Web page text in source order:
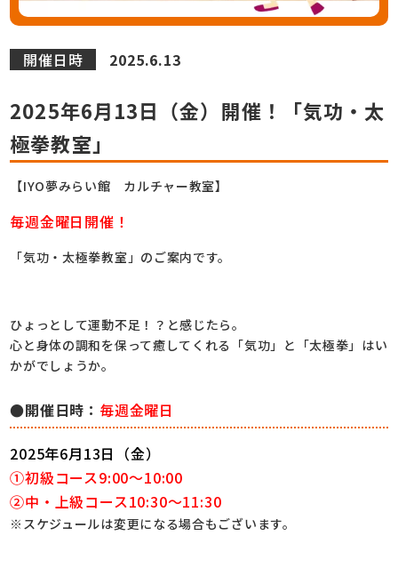
開催日時 2025.6.13
2025年6月13日（金）開催！「気功・太
極拳教室」
【IYO夢みらい館 カルチャー教室】
毎週金曜日開催！
「気功・太極拳教室」のご案内です。
ひょっとして運動不足！？と感じたら。
心と身体の調和を保って癒してくれる「気功」と「太極拳」はい
かがでしょうか。
●開催日時： 毎週金曜日
2025年6月13日（金）
①初級コース9:00～10:00
②中・上級コース10:30～11:30
※スケジュールは変更になる場合もございます。